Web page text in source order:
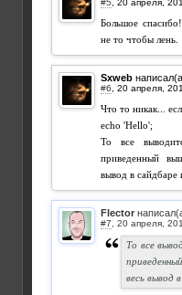
#5
Большое
не то чтобы лень.
Sxweb
#6
Что то никак...
echo 'Hello';
То все
приведенный
вывод в сайдбаре
Flector
#7
То все
весь вывод